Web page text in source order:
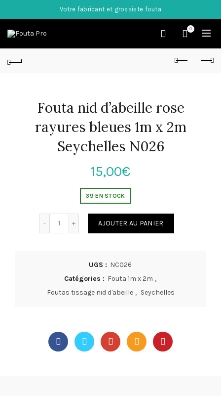
Votre fabricant et grossiste fouta
0
Fouta nid d’abeille rose
rayures bleues 1m x 2m
Seychelles N026
15,00€
39 EN STOCK
Quantité
AJOUTER AU PANIER
UGS : NC026
Catégories : Fouta 1m x 2m ,
Foutas tissage nid d'abeille , Seychelles